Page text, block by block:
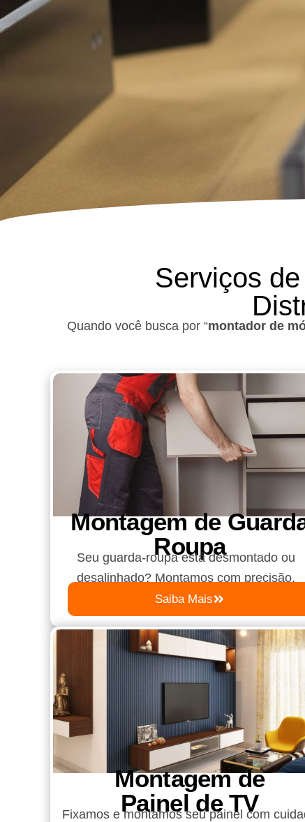
Serviços
Quando você busca por “montador de
Montagem de
Roupa​
Seu guarda-roupa está desmontado ou
desalinhado? Montamos com precisão.
Saiba Mais
Montagem de
Painel de TV
Fixamos e montamos seu painel com